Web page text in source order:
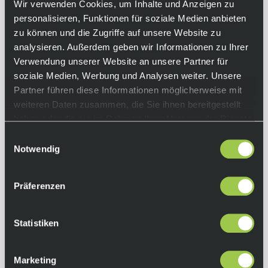
Wir verwenden Cookies, um Inhalte und Anzeigen zu
personalisieren, Funktionen für soziale Medien anbieten
zu können und die Zugriffe auf unsere Website zu
analysieren. Außerdem geben wir Informationen zu Ihrer
Verwendung unserer Website an unsere Partner für
soziale Medien, Werbung und Analysen weiter. Unsere
Partner führen diese Informationen möglicherweise mit
weiteren Daten zusammen, die Sie ihnen bereitgestellt
haben oder die sie im Rahmen Ihrer Nutzung der Dienste
Notwendig
Präferenzen
Statistiken
Marketing
Das kurzärmlige Damen Unterhemd
ENERGYON von UYN aus Natex, ist geeignet
für Aktivitäten mit besonders starker
Schweißbildung. In seinen gerade mal 80
Gramm, findet sich das fortschrittlichste an
Technologien für die Atmungsaktivität
konzentriert! Der außerordentliche Luftstrom
auf der Haut, wird durch Löcher mit
unterschiedlichem Durchmesser in speziellen
Mikrorippen und dem kombinierten Einsatze
von Polypropylen erzeugt. Und das Prinzip ist
ganz einfach – je mehr Bewegung, desto mehr
Frische.
Equipment
Radfahren Damenspezifischer Schnitt